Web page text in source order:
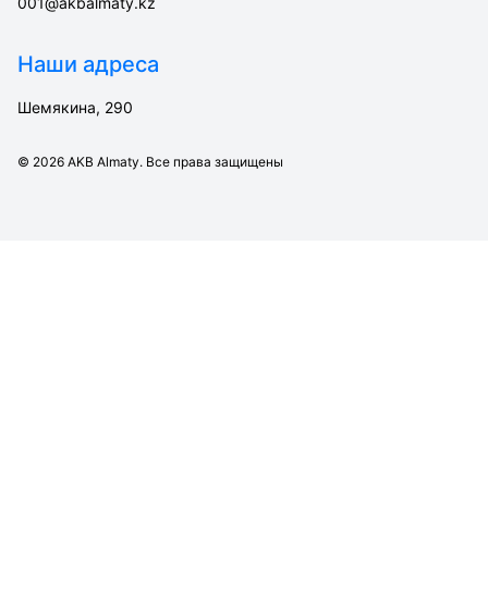
Наши адреса
Шемякина, 290
© 2026 AKB Almaty. Все права защищены